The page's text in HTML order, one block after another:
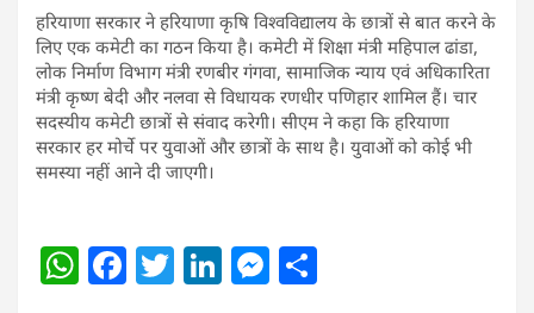
हरियाणा सरकार ने हरियाणा कृषि विश्वविद्यालय के छात्रों से बात करने के
लिए एक कमेटी का गठन किया है। कमेटी में शिक्षा मंत्री महिपाल ढांडा,
लोक निर्माण विभाग मंत्री रणबीर गंगवा, सामाजिक न्याय एवं अधिकारिता
मंत्री कृष्ण बेदी और नलवा से विधायक रणधीर पणिहार शामिल हैं। चार
सदस्यीय कमेटी छात्रों से संवाद करेगी। सीएम ने कहा कि हरियाणा
सरकार हर मोर्चे पर युवाओं और छात्रों के साथ है। युवाओं को कोई भी
समस्या नहीं आने दी जाएगी।
W F T Li M